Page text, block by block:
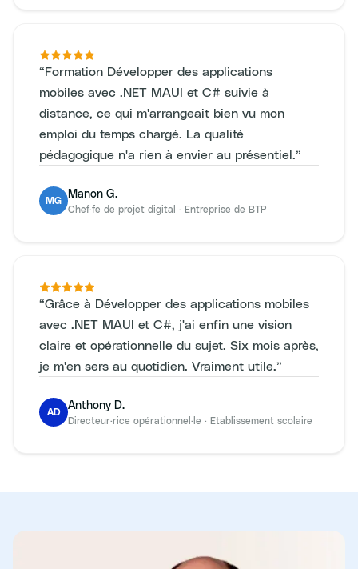
“Formation Développer des applications
mobiles avec .NET MAUI et C# suivie à
distance, ce qui m'arrangeait bien vu mon
emploi du temps chargé. La qualité
pédagogique n'a rien à envier au présentiel.”
MG
Manon G.
Chef·fe de projet digital · Entreprise de BTP
“Grâce à Développer des applications mobiles
avec .NET MAUI et C#, j'ai enfin une vision
claire et opérationnelle du sujet. Six mois après,
je m'en sers au quotidien. Vraiment utile.”
AD
Anthony D.
Directeur·rice opérationnel·le · Établissement scolaire